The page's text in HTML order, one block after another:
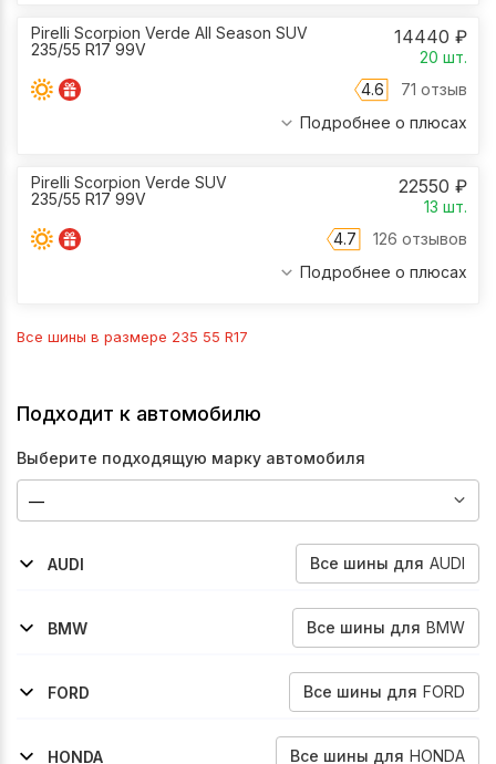
Pirelli Scorpion Verde All Season SUV
235/55 R17 99V
14440 ₽
20 шт.
4.6
71 отзыв
Подробнее о плюсах
Pirelli Scorpion Verde SUV
235/55 R17 99V
22550 ₽
13 шт.
4.7
126 отзывов
Подробнее о плюсах
Все шины в размере 235 55 R17
Подходит к автомобилю
Выберите подходящую марку автомобиля
AUDI Все шины для AUDI
2010-2018
2002-2010
2002-2010
2011-2019
BMW
Все шины для BMW
1994-2001
2003-2010
FORD
Все шины для FORD
2004-2007
2013-2017
2008-2013
2017-2019
2005-2013
2014-2023
2012-2019
2023-2026
HONDA
Все шины для HONDA